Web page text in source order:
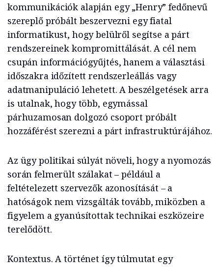
kommunikációk alapján egy „Henry” fedőnevű
szereplő próbált beszervezni egy fiatal
informatikust, hogy belülről segítse a párt
rendszereinek kompromittálását. A cél nem
csupán információgyűjtés, hanem a választási
időszakra időzített rendszerleállás vagy
adatmanipuláció lehetett. A beszélgetések arra
is utalnak, hogy több, egymással
párhuzamosan dolgozó csoport próbált
hozzáférést szerezni a párt infrastruktúrájához.
Az ügy politikai súlyát növeli, hogy a nyomozás
során felmerült szálakat – például a
feltételezett szervezők azonosítását – a
hatóságok nem vizsgálták tovább, miközben a
figyelem a gyanúsítottak technikai eszközeire
terelődött.
Kontextus. A történet így túlmutat egy